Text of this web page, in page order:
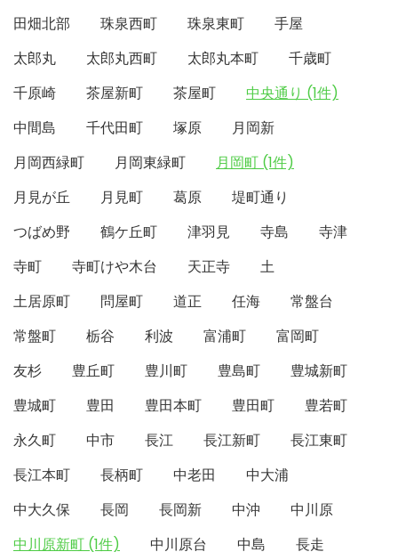
田畑北部
珠泉西町 珠泉東町
手屋
太郎丸
太郎丸西町 太郎丸本町
千歳町
千原崎
茶屋新町 茶屋町
中央通り (1件)
中間島
千代田町 塚原
月岡新
月岡西緑町
月岡東緑町
月岡町 (1件)
月見が丘
月見町 葛原
堤町通り
つばめ野
鶴ケ丘町 津羽見 寺島
寺津
寺町
寺町けや木台 天正寺
土
土居原町
問屋町 道正 任海
常盤台
常盤町
栃谷 利波 富浦町
富岡町
友杉
豊丘町 豊川町 豊島町
豊城新町
豊城町
豊田 豊田本町 豊田町
豊若町
永久町
中市 長江 長江新町
長江東町
長江本町
長柄町 中老田
中大浦
中大久保
長岡 長岡新 中沖
中川原
中川原新町 (1件)
中川原台 中島
長走